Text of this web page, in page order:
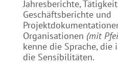
Jahresberichte,
Geschäftsberichte und
Organisationen (mit
kenne die Sprache, die
die Sensibilitäten.